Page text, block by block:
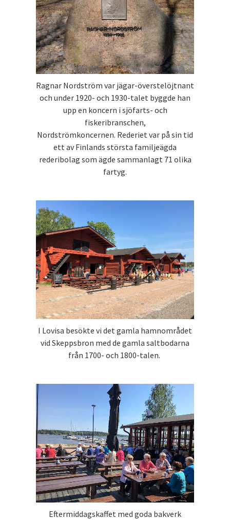
Ragnar Nordström var jägar-överstelöjtnant
och under 1920- och 1930-talet byggde han
upp en koncern i sjöfarts- och
fiskeribranschen,
Nordströmkoncernen. Rederiet var på sin tid
ett av Finlands största familjeägda
rederibolag som ägde sammanlagt 71 olika
fartyg.
I Lovisa besökte vi det gamla hamnområdet
vid Skeppsbron med de gamla saltbodarna
från 1700- och 1800-talen.
Eftermiddagskaffet med goda bakverk